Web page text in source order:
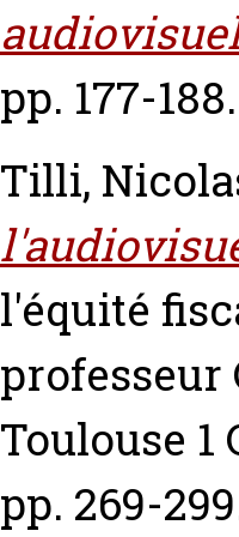
pp. 177-188.
Tilli,
l'équité
professeur
Toulouse 1
pp. 269-